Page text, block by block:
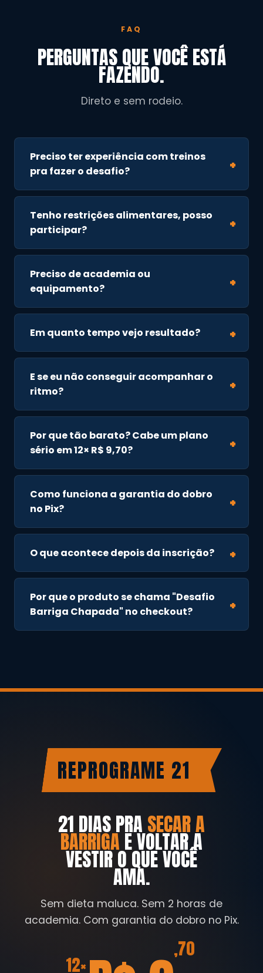
FAQ
PERGUNTAS QUE VOCÊ ESTÁ
FAZENDO.
Direto e sem rodeio.
Preciso ter experiência com treinos
pra fazer o desafio?
Tenho restrições alimentares, posso
participar?
Preciso de academia ou
equipamento?
Em quanto tempo vejo resultado?
E se eu não conseguir acompanhar o
ritmo?
Por que tão barato? Cabe um plano
sério em 12× R$ 9,70?
Como funciona a garantia do dobro
no Pix?
O que acontece depois da inscrição?
Por que o produto se chama "Desafio
Barriga Chapada" no checkout?
REPROGRAME 21
21 DIAS PRA SECAR A
BARRIGAE VOLTAR A
VESTIR O QUE VOCÊ
AMA.
Sem dieta maluca. Sem 2 horas de
academia. Com garantia do dobro no Pix.
12×
,70